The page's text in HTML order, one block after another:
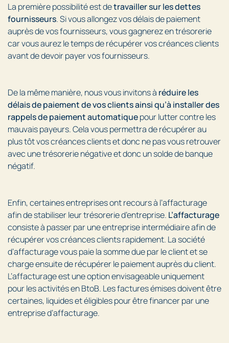
La première possibilité est detravailler sur les dettes
fournisseurs. Si vous allongez vos délais de paiement
auprès de vos fournisseurs, vous gagnerez en trésorerie
car vous aurez le temps de récupérer vos créances clients
avant de devoir payer vos fournisseurs.
De la même manière, nous vous invitons à réduire les
délais de paiement de vos clients ainsi qu’à installer des
rappels de paiement automatiquepour lutter contre les
mauvais payeurs. Cela vous permettra de récupérer au
plus tôt vos créances clients et donc ne pas vous retrouver
avec une trésorerie négative et donc un solde de banque
négatif.
Enfin, certaines entreprises ont recours à l’affacturage
afin de stabiliser leur trésorerie d’entreprise. L’affacturage
consiste à passer par une entreprise intermédiaire afin de
récupérer vos créances clients rapidement. La société
d’affacturage vous paie la somme due par le client et se
charge ensuite de récupérer le paiement auprès du client.
L’affacturage est une option envisageable uniquement
pour les activités en BtoB. Les factures émises doivent être
certaines, liquides et éligibles pour être financer par une
entreprise d’affacturage.